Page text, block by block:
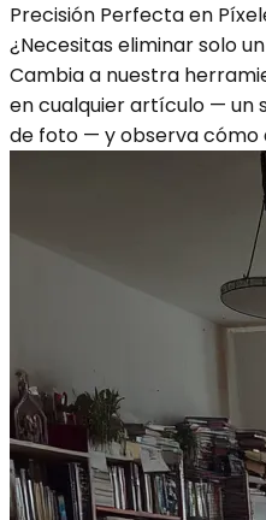
Precisión Perfecta en
¿Necesitas eliminar solo
Cambia a nuestra
en cualquier artículo — un
de foto — y observa cómo